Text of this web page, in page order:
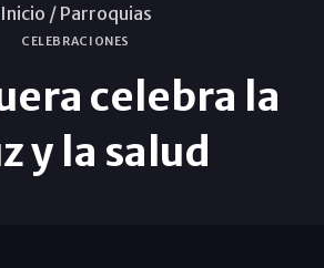
Inicio / Parroquias
CELEBRACIONES
celebra la
y la salud